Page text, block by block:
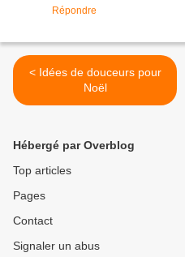
Répondre
< Idées de douceurs pour
Noël
Hébergé par Overblog
Top articles
Pages
Contact
Signaler un abus